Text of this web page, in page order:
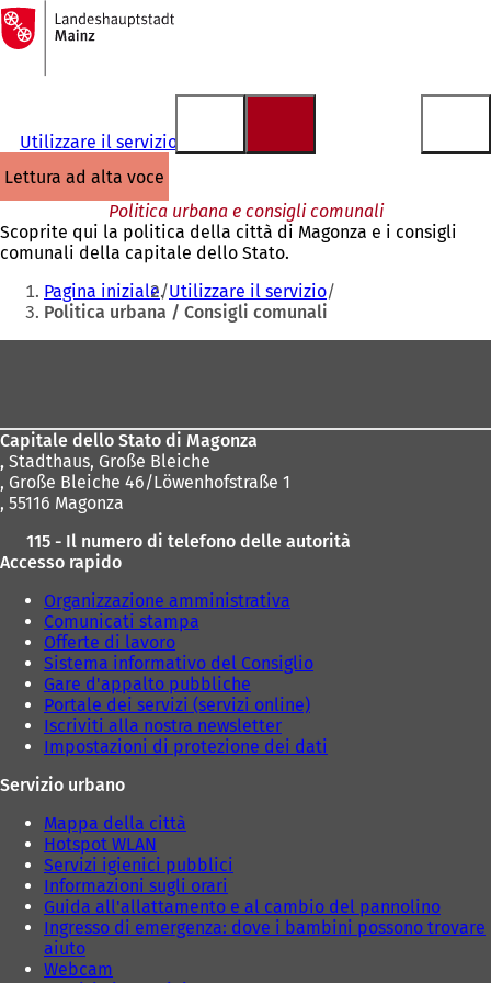
Vai al contenuto
Alla
pagina
iniziale
Utilizzare il servizio
lettura ad alta voce
Politica urbana e consigli comunali
Scoprite qui la politica della città di Magonza e i consigli
comunali della capitale dello Stato.
Siete
qui:
Pagina iniziale Utilizzare il servizio
Politica urbana / Consigli comunali
Capitale dello Stato di Magonza
, Stadthaus, Große Bleiche
, Große Bleiche 46/Löwenhofstraße 1
, 55116 Magonza
115 - Il numero di telefono delle autorità
Accesso rapido
Organizzazione amministrativa
Comunicati stampa
Offerte di lavoro
Sistema informativo del Consiglio
Gare d'appalto pubbliche
Portale dei servizi (servizi online)
Iscriviti alla nostra newsletter
Impostazioni di protezione dei dati
Servizio urbano
Mappa della città
Hotspot WLAN
Servizi igienici pubblici
Informazioni sugli orari
Guida all'allattamento e al cambio del pannolino
Ingresso di emergenza: dove i bambini possono trovare
aiuto
Webcam